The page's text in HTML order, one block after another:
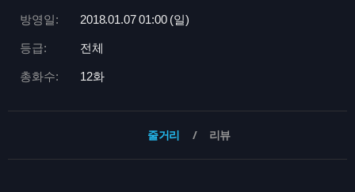
방영일: 2018.01.07 01:00 (일)
등급: 전체
총화수: 12화
줄거리 리뷰